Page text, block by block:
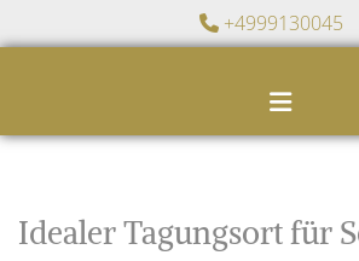
 +4999130045
Idealer Tagungsort für